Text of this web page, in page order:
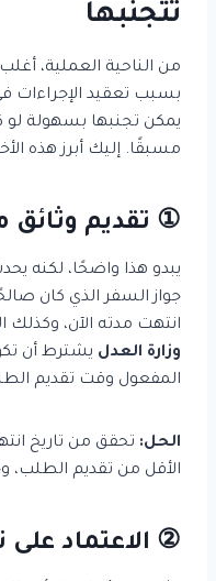
تتجنبها
من الناحية العملية،
بسبب تعقيد الإجراءات
يمكن تجنبها بسهولة
مسبقًا. إليك أبرز هذه
① تقديم وثائق
يبدو هذا واضحًا، لكنه
جواز السفر الذي كان
انتهت مدته الآن، وكذلك
وزارة العدل يشترط أن
المفعول وقت تقديم
الحل: تحقق من تاريخ
الأقل من تقديم الطلب،
② الاعتماد على